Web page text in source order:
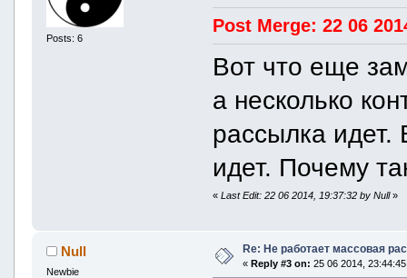
Posts: 6
Post Merge: 22 06
Вот что еще
а несколько
рассылка идет.
идет. Почему
«Last Edit: 22 06 2014, 19:37:32 by Null»
Null
Newbie
Re: Не работает массовая
« Reply #3 on: 25 06 2014,